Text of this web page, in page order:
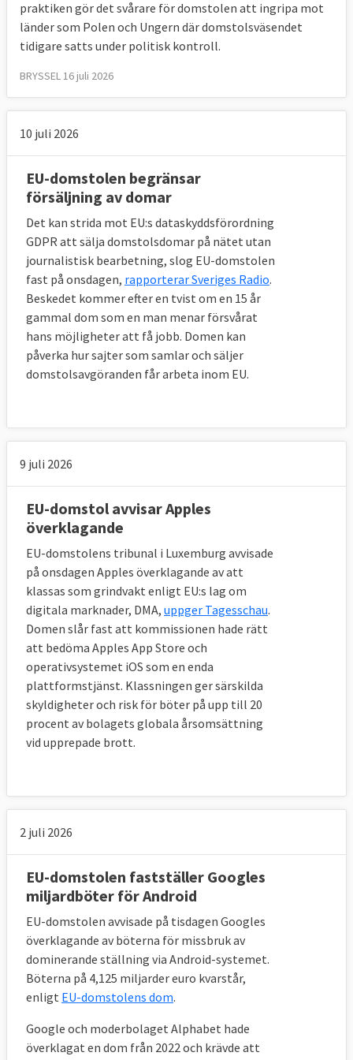
personer ska betraktas som flyktingar
3 mars 2009 Sverige förlorade
Om investeringsskyddsavtal med tredje
land
15 maj 2008
EU-regler om skydd för immateriella
rättigheter
8 april 2008 Sverige vann
skillnad i beskattningen av öl och vin
31 januari 2008Sverige förloradeEj i tid
infört EU-regler om offentligt upphandling
18 december 2007Sverige förlorade
tid infört EU-regler om upphandling av
vatten, energi, transporter och
posttjänster
infört EU-regler om offentlig upphandling av
byggentreprenader
viss privatimport av alkoholdrycker
omfattas av Systembolagets monopol
14 juni 2007Sverige förloradeEj i tid infört
påföljder för flygbolag som inte informerar
om väsentliga problem som kraftiga
förseningar
18 januari 2007Sverige
förloradeSkatterätt: Uppskovsavdrag för
kapitalvinst vid avyttring av privatbostad
23 november 2006
att avelshingstar skall vara avelsvärderade i
15 juni 2006Sverige vann
svenska regler om skyddsombuds
kunskaper och färdigheter är tillräckliga
enligt EU-rätten
20 oktober 2005Sverige förlorade
handeln inom EU
praktiken gör det svårare för domstolen att ingripa mot
länder som Polen och Ungern där domstolsväsendet
tidigare satts under politisk kontroll.
BRYSSEL 16 juli 2026
10 juli 2026
EU-domstolen begränsar
försäljning av domar
Det kan strida mot EU:s dataskyddsförordning
GDPR att sälja domstolsdomar på nätet utan
journalistisk bearbetning, slog EU-domstolen
fast på onsdagen, rapporterar Sveriges Radio.
Beskedet kommer efter en tvist om en 15 år
gammal dom som en man menar försvårat
hans möjligheter att få jobb. Domen kan
påverka hur sajter som samlar och säljer
domstolsavgöranden får arbeta inom EU.
9 juli 2026
EU-domstol avvisar Apples
överklagande
EU-domstolens tribunal i Luxemburg avvisade
på onsdagen Apples överklagande av att
klassas som grindvakt enligt EU:s lag om
digitala marknader, DMA, uppger Tagesschau.
Domen slår fast att kommissionen hade rätt
att bedöma Apples App Store och
operativsystemet iOS som en enda
plattformstjänst. Klassningen ger särskilda
skyldigheter och risk för böter på upp till 20
procent av bolagets globala årsomsättning
vid upprepade brott.
2 juli 2026
EU-domstolen fastställer Googles
miljardböter för Android
EU-domstolen avvisade på tisdagen Googles
överklagande av böterna för missbruk av
dominerande ställning via Android-systemet.
Böterna på 4,125 miljarder euro kvarstår,
enligt EU-domstolens dom.
Google och moderbolaget Alphabet hade
överklagat en dom från 2022 och krävde att